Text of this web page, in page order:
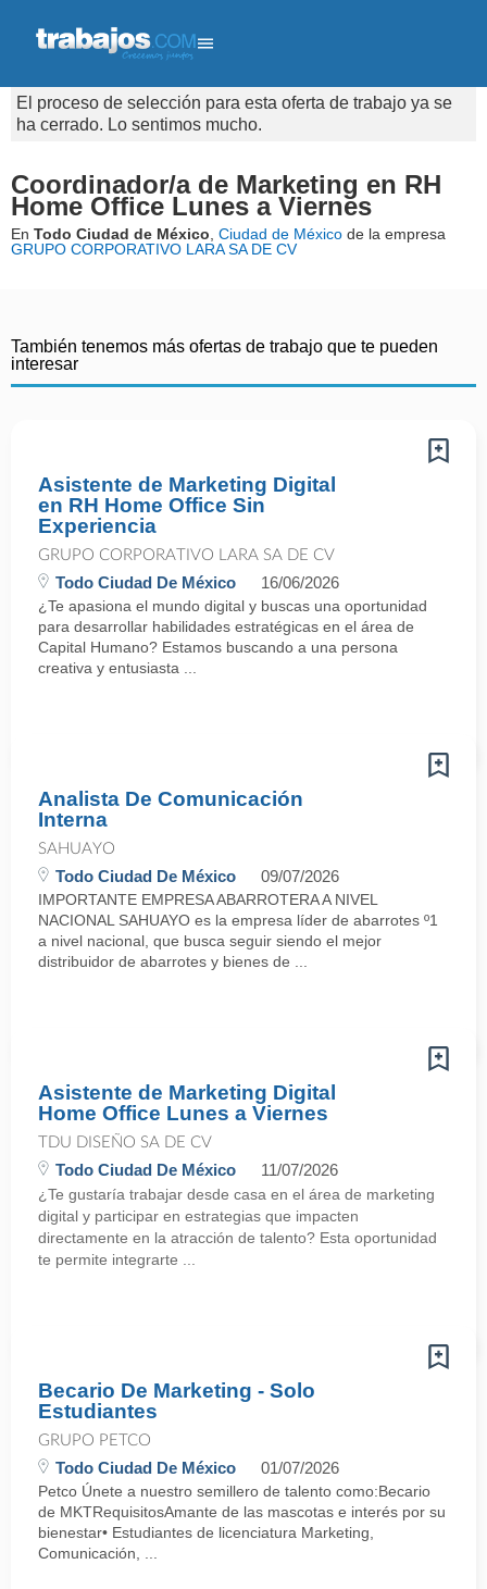
El proceso de selección para esta oferta de trabajo ya se
ha cerrado. Lo sentimos mucho.
Coordinador/a de Marketing en RH
Home Office Lunes a Viernes
En Todo Ciudad de México Ciudad de México de la empresa
GRUPO CORPORATIVO LARA SA DE CV
También tenemos más ofertas de trabajo que te pueden
interesar
Asistente de Marketing Digital
en RH Home Office Sin
Experiencia
GRUPO CORPORATIVO LARA SA DE CV
Todo Ciudad De México 16/06/2026
¿Te apasiona el mundo digital y buscas una oportunidad
para desarrollar habilidades estratégicas en el área de
Capital Humano? Estamos buscando a una persona
creativa y entusiasta ...
Analista De Comunicación
Interna
SAHUAYO
Todo Ciudad De México 09/07/2026
IMPORTANTE EMPRESA ABARROTERA A NIVEL
NACIONAL SAHUAYO es la empresa líder de abarrotes º1
a nivel nacional, que busca seguir siendo el mejor
distribuidor de abarrotes y bienes de ...
Asistente de Marketing Digital
Home Office Lunes a Viernes
TDU DISEÑO SA DE CV
Todo Ciudad De México 11/07/2026
¿Te gustaría trabajar desde casa en el área de marketing
digital y participar en estrategias que impacten
directamente en la atracción de talento? Esta oportunidad
te permite integrarte ...
Becario De Marketing - Solo
Estudiantes
GRUPO PETCO
Todo Ciudad De México 01/07/2026
Petco Únete a nuestro semillero de talento como:Becario
de MKTRequisitosAmante de las mascotas e interés por su
bienestar• Estudiantes de licenciatura Marketing,
Comunicación, ...